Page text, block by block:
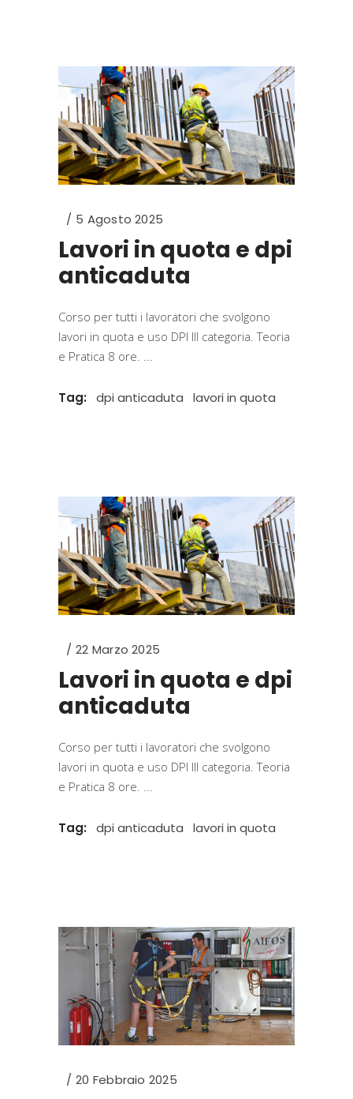
5 Agosto 2025
Lavori in quota e dpi
anticaduta
Corso per tutti i lavoratori che svolgono
lavori in quota e uso DPI III categoria. Teoria
e Pratica 8 ore.
Tag: dpi anticaduta lavori in quota
22 Marzo 2025
Lavori in quota e dpi
anticaduta
Corso per tutti i lavoratori che svolgono
lavori in quota e uso DPI III categoria. Teoria
e Pratica 8 ore.
Tag: dpi anticaduta lavori in quota
20 Febbraio 2025